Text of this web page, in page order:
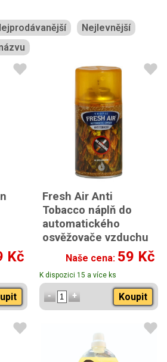
Nejlevnější
Kč
Fresh Air Anti
Tobacco náplň do
automatického
osvěžovače vzduchu
260 ml
Naše cena: 59 Kč
K dispozici 15 a více ks
Koupit